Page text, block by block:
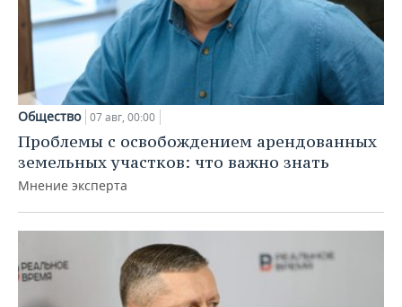
Общество 07 авг, 00:00
Проблемы с освобождением арендованных
земельных участков: что важно знать
Мнение эксперта